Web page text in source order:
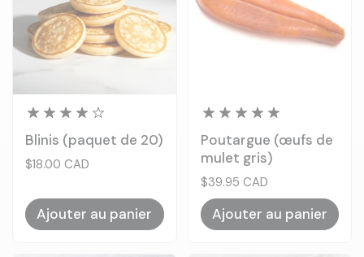
Blinis (paquet de 20)
Prix:
$18.00 CAD
Ajouter au panier
Poutargue (œufs de
mulet gris)
Prix:
$39.95 CAD
Ajouter au panier